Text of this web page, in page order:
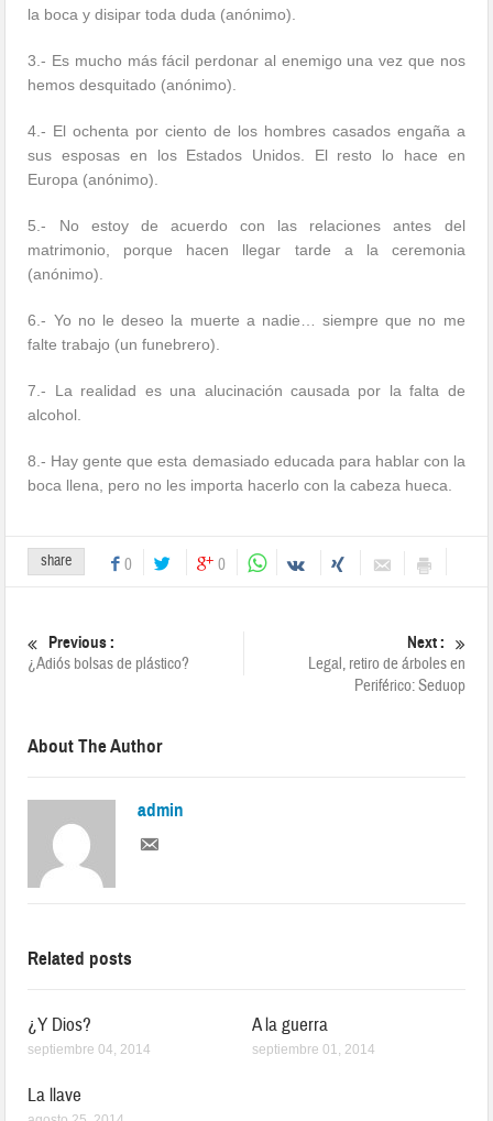
la boca y disipar toda duda (anónimo).
3.- Es mucho más fácil perdonar al enemigo una vez que nos
hemos desquitado (anónimo).
4.- El ochenta por ciento de los hombres casados engaña a
sus esposas en los Estados Unidos. El resto lo hace en
Europa (anónimo).
5.- No estoy de acuerdo con las relaciones antes del
matrimonio, porque hacen llegar tarde a la ceremonia
(anónimo).
6.- Yo no le deseo la muerte a nadie… siempre que no me
falte trabajo (un funebrero).
7.- La realidad es una alucinación causada por la falta de
alcohol.
8.- Hay gente que esta demasiado educada para hablar con la
boca llena, pero no les importa hacerlo con la cabeza hueca.
share 0 0
Previous :
¿Adiós bolsas de plástico?
Next :
Legal, retiro de árboles en
Periférico: Seduop
About The Author
admin
Related posts
¿Y Dios?
septiembre 04, 2014
A la guerra
septiembre 01, 2014
La llave